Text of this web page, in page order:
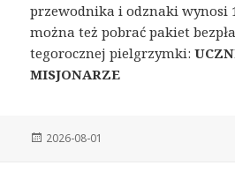
przewodnika i odznaki wynosi
można też pobrać pakiet
tegorocznej pielgrzymki:
MISJONARZE
Posted
2026-08-01